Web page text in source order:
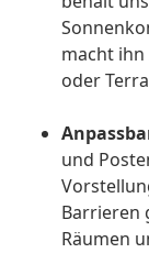
macht
oder
und
Barrieren
Räumen